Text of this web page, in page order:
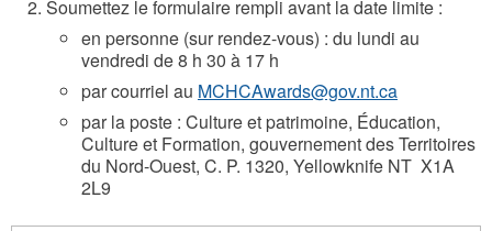
Soumettez le formulaire rempli avant la date limite :
en personne (sur rendez-vous) : du lundi au
vendredi de 8 h 30 à 17 h
par courriel au MCHCAwards@gov.nt.ca
par la poste : Culture et patrimoine, Éducation,
Culture et Formation, gouvernement des Territoires
du Nord-Ouest, C. P. 1320, Yellowknife NT X1A
2L9